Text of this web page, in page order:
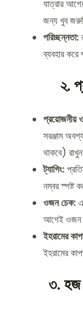
যাত্রার
জন্য খুব
পরিচ্ছন্নতা:
ব্যবহার করে
২.
প্রয়োজনীয়
সরঞ্জাম
থাকবে)
ট্যাগিং:
নম্বর স্পষ্ট
ওজন চেক:
আগেই ওজন
ইহরামের
ইহরামের
৩. হজ